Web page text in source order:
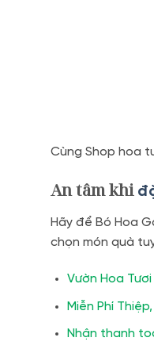
Cùng Shop hoa
An tâm khi
Hãy để Bó Hoa
chọn món quà
Vườn Hoa
Miễn Phí
Nhận thanh